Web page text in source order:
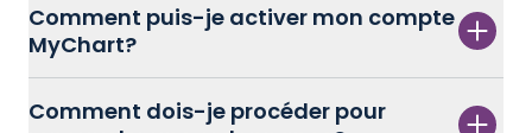
Comment puis-je activer mon compte
MyChart?
Comment dois-je procéder pour